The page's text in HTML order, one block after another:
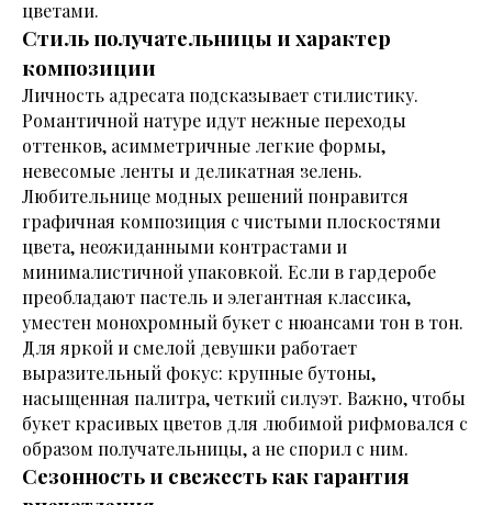
цветами.
Стиль получательницы и характер
композиции
Личность адресата подсказывает стилистику.
Романтичной натуре идут нежные переходы
оттенков, асимметричные легкие формы,
невесомые ленты и деликатная зелень.
Любительнице модных решений понравится
графичная композиция с чистыми плоскостями
цвета, неожиданными контрастами и
минималистичной упаковкой. Если в гардеробе
преобладают пастель и элегантная классика,
уместен монохромный букет с нюансами тон в тон.
Для яркой и смелой девушки работает
выразительный фокус: крупные бутоны,
насыщенная палитра, четкий силуэт. Важно, чтобы
букет красивых цветов для любимой рифмовался с
образом получательницы, а не спорил с ним.
Сезонность и свежесть как гарантия